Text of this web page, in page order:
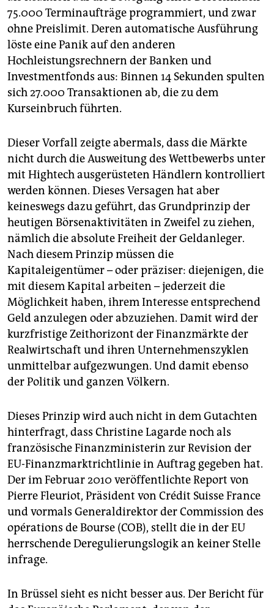
75.000 Terminaufträge programmiert, und zwar
ohne Preislimit. Deren automatische Ausführung
löste eine Panik auf den anderen
Hochleistungsrechnern der Banken und
Investmentfonds aus: Binnen 14 Sekunden spulten
sich 27.000 Transaktionen ab, die zu dem
Kurseinbruch führten.
Dieser Vorfall zeigte abermals, dass die Märkte
nicht durch die Ausweitung des Wettbewerbs unter
mit Hightech ausgerüsteten Händlern kontrolliert
werden können. Dieses Versagen hat aber
keineswegs dazu geführt, das Grundprinzip der
heutigen Börsenaktivitäten in Zweifel zu ziehen,
nämlich die absolute Freiheit der Geldanleger.
Nach diesem Prinzip müssen die
Kapitaleigentümer – oder präziser: diejenigen, die
mit diesem Kapital arbeiten – jederzeit die
Möglichkeit haben, ihrem Interesse entsprechend
Geld anzulegen oder abzuziehen. Damit wird der
kurzfristige Zeithorizont der Finanzmärkte der
Realwirtschaft und ihren Unternehmenszyklen
unmittelbar aufgezwungen. Und damit ebenso
der Politik und ganzen Völkern.
Dieses Prinzip wird auch nicht in dem Gutachten
hinterfragt, dass Christine Lagarde noch als
französische Finanzministerin zur Revision der
EU-Finanzmarktrichtlinie in Auftrag gegeben hat.
Der im Februar 2010 veröffentlichte Report von
Pierre Fleuriot, Präsident von Crédit Suisse France
und vormals Generaldirektor der Commission des
opérations de Bourse (COB), stellt die in der EU
herrschende Deregulierungslogik an keiner Stelle
infrage.
In Brüssel sieht es nicht besser aus. Der Bericht für